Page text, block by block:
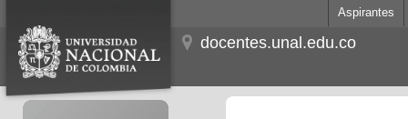
Aspirantes
docentes.unal.edu.co